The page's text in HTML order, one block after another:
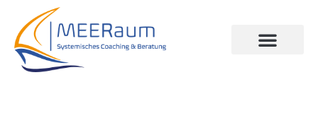
Inhalt
springen